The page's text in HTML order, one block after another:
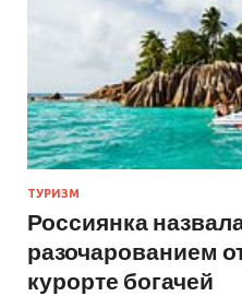
ТУРИЗМ
Россиянка
разочарованием
курорте богачей